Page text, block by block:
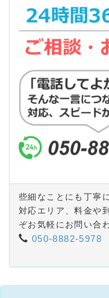
些細なことにも丁寧
対応エリア、料金や
ぞお気軽にお問い合
050-8882-5978